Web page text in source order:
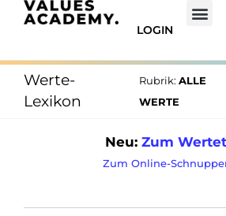
LOGIN
Werte-
Lexikon
Rubrik:ALLE
WERTE
Neu: Zum
Zum Online-